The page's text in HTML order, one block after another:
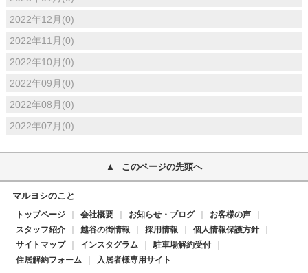
2022年12月(0)
2022年11月(0)
2022年10月(0)
2022年09月(0)
2022年08月(0)
2022年07月(0)
このページの先頭へ
マルヨシのこと
トップページ 会社概要 お知らせ・ブログ
お客様の声
スタッフ紹介
越谷の街情報 採用情報
個人情報保護方針
サイトマップ
インスタグラム
駐車場解約受付
住居解約フォーム
入居者様専用サイト